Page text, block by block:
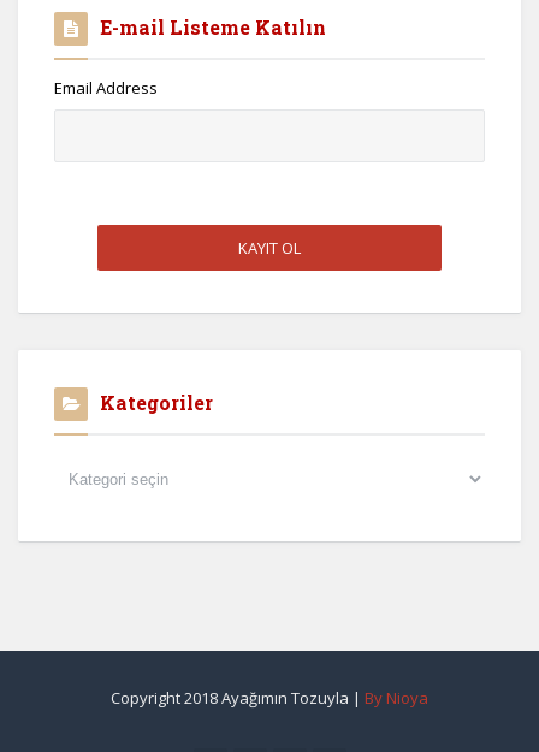
E-mail Listeme Katılın
Email Address
Kategoriler
Kategoriler
Copyright 2018 Ayağımın Tozuyla | By Nioya